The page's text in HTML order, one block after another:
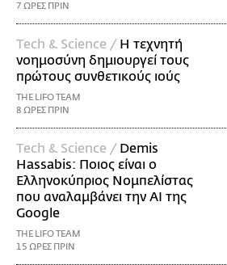
7 ΩΡΕΣ ΠΡΙΝ
Τech & Science / Η τεχνητή
νοημοσύνη δημιουργεί τους
πρώτους συνθετικούς ιούς
THE LIFO TEAM
8 ΩΡΕΣ ΠΡΙΝ
Τech & Science / Demis
Hassabis: Ποιος είναι ο
Ελληνοκύπριος Νομπελίστας
που αναλαμβάνει την AI της
Google
THE LIFO TEAM
15 ΩΡΕΣ ΠΡΙΝ